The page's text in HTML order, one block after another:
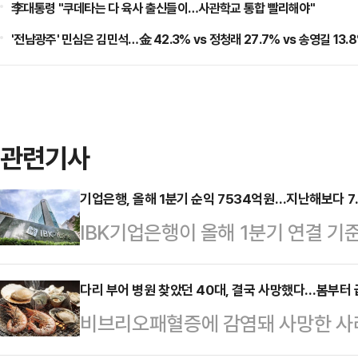
李대통령 "쿠데타는 다 육사 출신들이…사관학교 통합 빨리해야"
'전남광주' 민심은 김민석…金 42.3% vs 정청래 27.7% vs 송영길
관련기사
기업은행, 올해 1분기 순익 7534억원…지난해보다
IBK기업은행이 올해 1분기 연결
난해 같은 기간보다 실적이 감소
1분기 연결 기준 당기순이익이
전보다 7.5% 감소한 수준이다. 별
다리 부어 병원 찾았던 40대, 결국 사망했다…봄부
비브리오패혈증에 감염돼 사망한